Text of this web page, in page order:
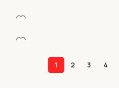
Killer Hamurlar & Kalıp
Killer Hamurlar & Kalıp
Killer Hamurlar & Kalıp
1 2 3 4